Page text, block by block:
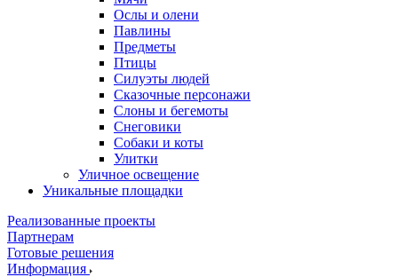
Ослы и олени
Павлины
Предметы
Птицы
Силуэты людей
Сказочные персонажи
Слоны и бегемоты
Снеговики
Собаки и коты
Улитки
Уличное освещение
Уникальные площадки
Реализованные проекты
Партнерам
Готовые решения
Информация